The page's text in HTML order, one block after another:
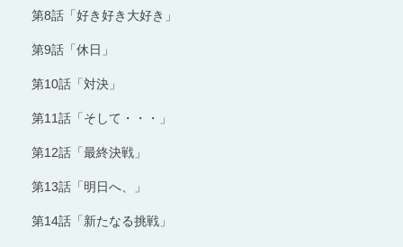
第8話「好き好き大好き」
第9話「休日」
第10話「対決」
第11話「そして・・・」
第12話「最終決戦」
第13話「明日へ、」
第14話「新たなる挑戦」